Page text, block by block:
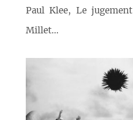
Paul Klee, Le
Millet...